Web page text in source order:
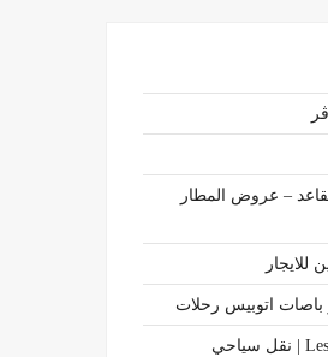
مرسيدس فيانو 7 مقاعد – عروض المطار
اتوبيس رحلات